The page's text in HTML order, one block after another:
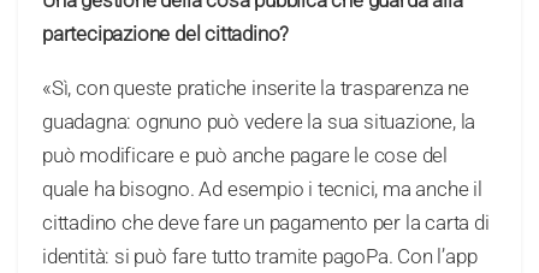
partecipazione del cittadino?
«Sì, con queste pratiche inserite la trasparenza ne
guadagna: ognuno può vedere la sua situazione, la
può modificare e può anche pagare le cose del
quale ha bisogno. Ad esempio i tecnici, ma anche il
cittadino che deve fare un pagamento per la carta di
identità: si può fare tutto tramite pagoPa. Con l’app